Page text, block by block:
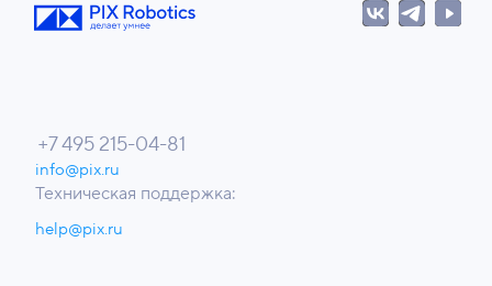
+7 495 215-04-81
info@pix.ru
Техническая поддержка:
help@pix.ru